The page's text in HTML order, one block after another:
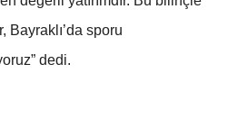
Bayraklı’da sporu
dedi.